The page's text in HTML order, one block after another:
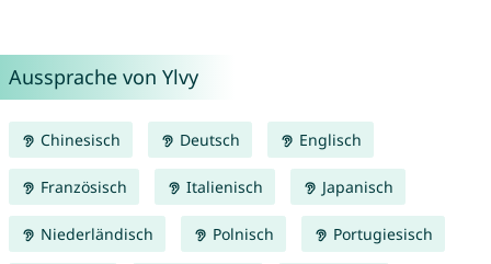
Aussprache von Ylvy
Chinesisch Deutsch Englisch
Französisch Italienisch Japanisch
Niederländisch Polnisch Portugiesisch